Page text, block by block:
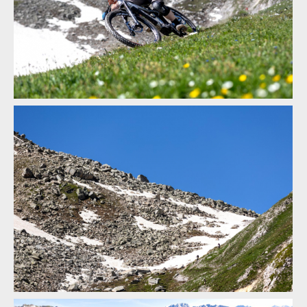
Report: ALLAROUND 2024 - třídenní etapák z Aosty do Aosty -
7600 metrů z kopce na 160 km
Report: ALLAROUND 2024 - třídenní etapák z Aosty do Aosty -
7600 metrů z kopce na 160 km
Report: ALLAROUND 2024 - třídenní etapák z Aosty do Aosty -
7600 metrů z kopce na 160 km
Report: ALLAROUND 2024 - třídenní etapák z Aosty do Aosty -
7600 metrů z kopce na 160 km
Report: ALLAROUND 2024 - třídenní etapák z Aosty do Aosty -